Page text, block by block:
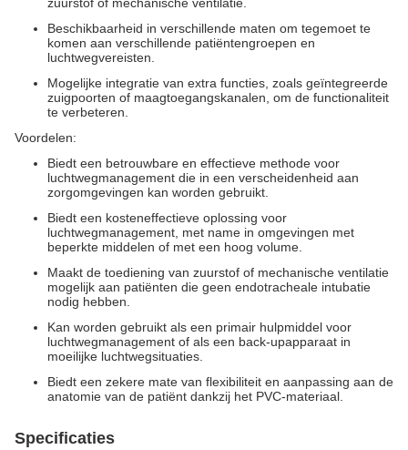
Beschikbaarheid in verschillende maten om tegemoet te
komen aan verschillende patiëntengroepen en
luchtwegvereisten.
Mogelijke integratie van extra functies, zoals geïntegreerde
zuigpoorten of maagtoegangskanalen, om de functionaliteit
te verbeteren.
Voordelen:
Biedt een betrouwbare en effectieve methode voor
luchtwegmanagement die in een verscheidenheid aan
zorgomgevingen kan worden gebruikt.
Biedt een kosteneffectieve oplossing voor
luchtwegmanagement, met name in omgevingen met
beperkte middelen of met een hoog volume.
Maakt de toediening van zuurstof of mechanische ventilatie
mogelijk aan patiënten die geen endotracheale intubatie
nodig hebben.
Kan worden gebruikt als een primair hulpmiddel voor
luchtwegmanagement of als een back-upapparaat in
moeilijke luchtwegsituaties.
Biedt een zekere mate van flexibiliteit en aanpassing aan de
anatomie van de patiënt dankzij het PVC-materiaal.
Specificaties